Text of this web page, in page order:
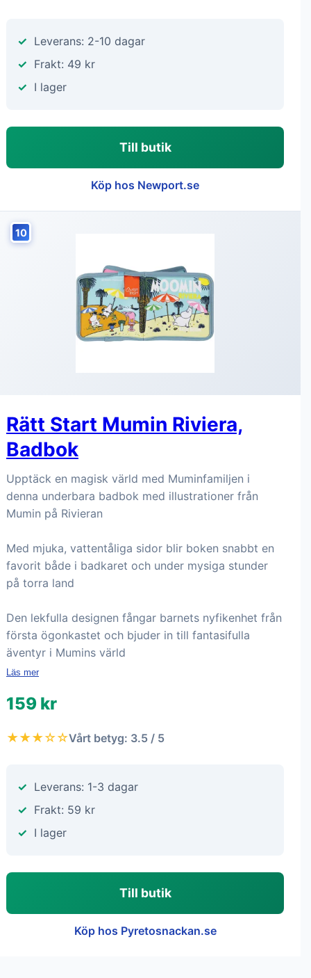
Leverans: 2-10 dagar
Frakt: 49 kr
I lager
Till butik
Köp hos Newport.se
10
Rätt Start Mumin Riviera,
Badbok
Upptäck en magisk värld med Muminfamiljen i
denna underbara badbok med illustrationer från
Mumin på Rivieran
Med mjuka, vattentåliga sidor blir boken snabbt en
favorit både i badkaret och under mysiga stunder
på torra land
Den lekfulla designen fångar barnets nyfikenhet från
första ögonkastet och bjuder in till fantasifulla
äventyr i Mumins värld
Läs mer
159 kr
★★★☆☆Vårt betyg: 3.5 / 5
Leverans: 1-3 dagar
Frakt: 59 kr
I lager
Till butik
Köp hos Pyretosnackan.se